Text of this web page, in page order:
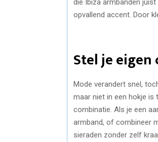
opvallend accent. Door
Stel je eigen
Mode verandert snel,
maar niet in een hokje is
combinatie. Als je een
armband, of combineer
sieraden zonder zelf